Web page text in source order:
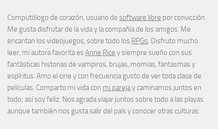
Computólogo de corazón, usuario de software libre por convicción.
Me gusta disfrutar de la vida y la compañía de los amigos. Me
encantan los videojuegos, sobre todo los RPGs. Disfruto mucho
leer, mi autora favorita esAnne Rice y siempre sueño con sus
fantásticas historias de vampiros, brujas, momias, fantasmas y
espíritus. Amo el cine y con frecuencia gusto de ver toda clase de
películas. Comparto mi vida con mi parejay caminamos juntos en
todo; así soy feliz. Nos agrada viajar juntos sobre todo a las playas
aunque también nos gusta salir del país y conocer otras culturas.